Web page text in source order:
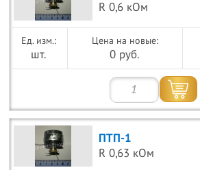
R 0,6 кОм
шт.
Цена на новые:
0 руб.
ПТП-1
R 0,63 кОм